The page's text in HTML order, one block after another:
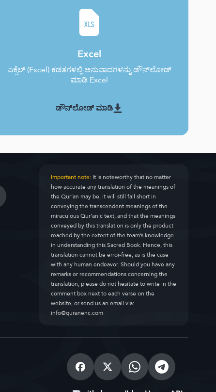
Excel
ಎಕ್ಸೆಲ್ (Excel) ಕಡತಗಳಲ್ಲಿ ಅನುವಾದಗಳನ್ನು ಡೌನ್‌ಲೋಡ್
ಮಾಡಿ Excel
ಡೌನ್‌ಲೋಡ್ ಮಾಡಿ
Important note:It is noteworthy that no matter
how accurate any translation of the meanings of
the Qur’an may be, it will still fall short in
conveying the transcendent meanings of the
miraculous Qur’anic text, and that the meanings
conveyed by this translation is only the product
reached by the extent of the team’s knowledge
in understanding this Sacred Book. Hence, this
translation cannot be error-free, as is the case
with any human endeavor. Should you have any
remarks or recommendations concerning the
translation, please do not hesitate to write in the
comment box next to each verse on the
website, or send us an email via:
info@quranenc.com